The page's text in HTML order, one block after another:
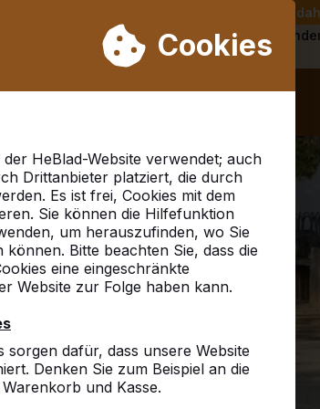
Woche 33 nicht. Bitte berücksichtigen Sie
Cookies
HeBlad-Website verwendet; auch
Drittanbieter platziert, die durch
Es ist frei, Cookies mit dem
Sie können die Hilfefunktion
um herauszufinden, wo Sie
können. Bitte beachten Sie, dass die
eine eingeschränkte
Website zur Folge haben kann.
sorgen dafür, dass unsere Website
Denken Sie zum Beispiel an die
und Kasse.
verkauft